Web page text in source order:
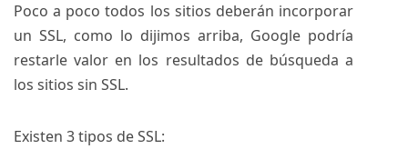
Poco a poco todos los sitios deberán incorporar
un SSL, como lo dijimos arriba, Google podría
restarle valor en los resultados de búsqueda a
los sitios sin SSL.
Existen 3 tipos de SSL: